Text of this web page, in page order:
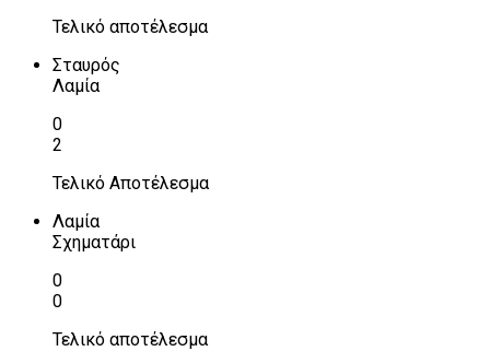
Τελικό αποτέλεσμα
Σταυρός
Λαμία
0
2
Τελικό Αποτέλεσμα
Λαμία
Σχηματάρι
0
0
Τελικό αποτέλεσμα